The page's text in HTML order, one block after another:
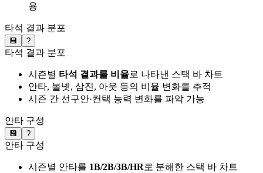
용
타석 결과 분포
💾 ?
타석 결과 분포
시즌별 타석 결과를 비율로 나타낸 스택 바 차트
안타, 볼넷, 삼진, 아웃 등의 비율 변화를 추적
시즌 간 선구안·컨택 능력 변화를 파악 가능
안타 구성
💾 ?
안타 구성
시즌별 안타를 1B/2B/3B/HR로 분해한 스택 바 차트